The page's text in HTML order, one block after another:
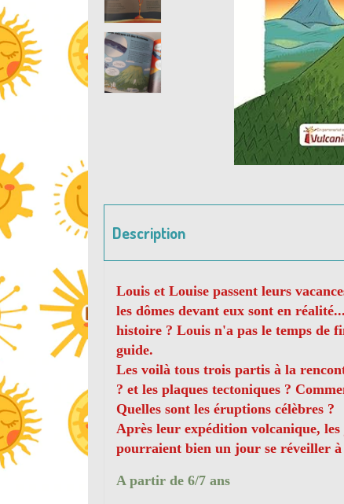
Description
Louis et Louise passent leurs
les dômes devant eux sont en
histoire ? Louis n'a pas le temps de
guide.
Les voilà tous trois partis à la
? et les plaques tectoniques ?
Quelles sont les éruptions célèbres ?
Après leur expédition volcanique,
pourraient bien un jour se réveiller à
A partir de 6/7 ans